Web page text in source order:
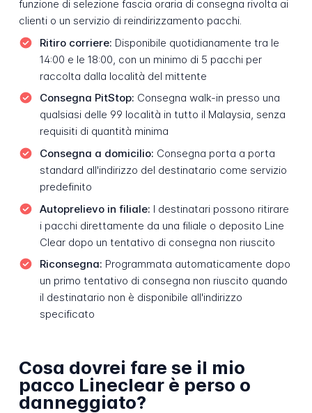
funzione di selezione fascia oraria di consegna rivolta ai
clienti o un servizio di reindirizzamento pacchi.
Ritiro corriere: Disponibile quotidianamente tra le
14:00 e le 18:00, con un minimo di 5 pacchi per
raccolta dalla località del mittente
Consegna PitStop: Consegna walk-in presso una
qualsiasi delle 99 località in tutto il Malaysia, senza
requisiti di quantità minima
Consegna a domicilio: Consegna porta a porta
standard all'indirizzo del destinatario come servizio
predefinito
Autoprelievo in filiale: I destinatari possono ritirare
i pacchi direttamente da una filiale o deposito Line
Clear dopo un tentativo di consegna non riuscito
Riconsegna: Programmata automaticamente dopo
un primo tentativo di consegna non riuscito quando
il destinatario non è disponibile all'indirizzo
specificato
Cosa dovrei fare se il mio
pacco Lineclear è perso o
danneggiato?